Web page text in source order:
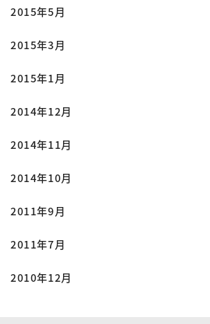
2015年5月
2015年3月
2015年1月
2014年12月
2014年11月
2014年10月
2011年9月
2011年7月
2010年12月